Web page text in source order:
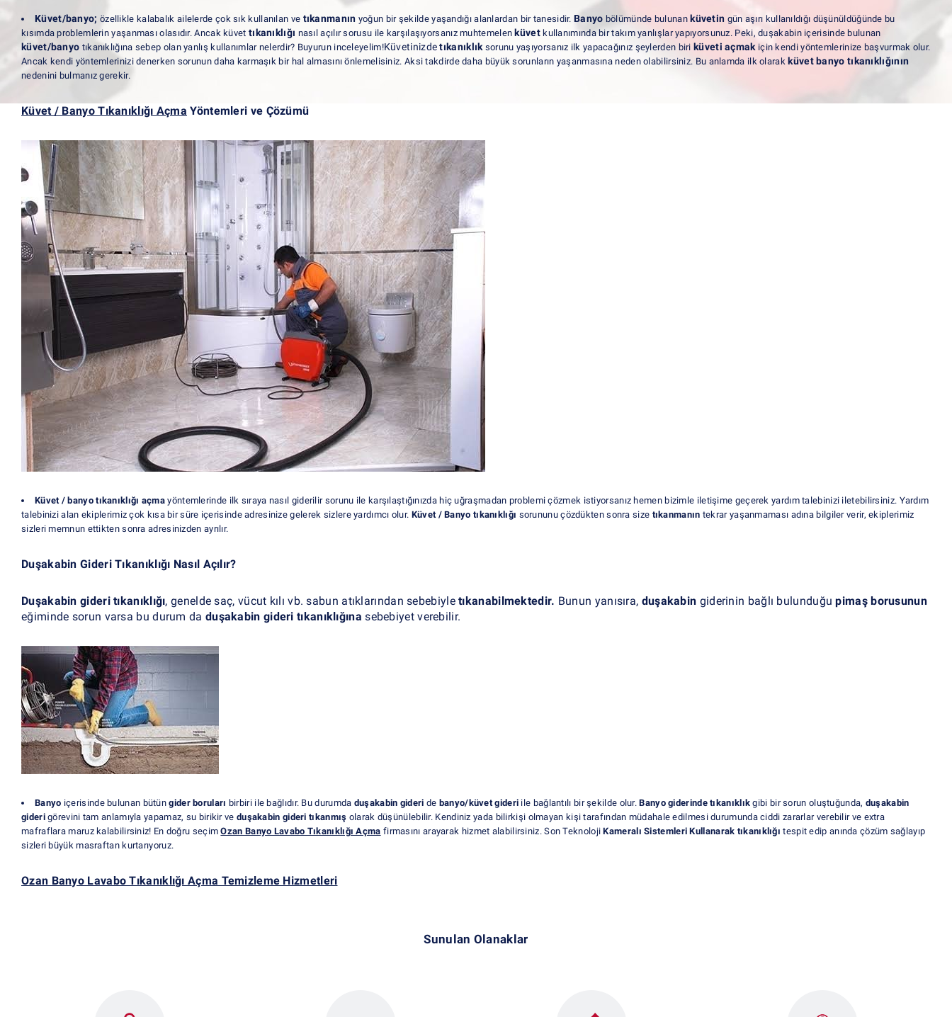
Küvet/banyo; özellikle kalabalık ailelerde çok sık kullanılan ve tıkanmanın yoğun bir şekilde yaşandığı alanlardan bir tanesidir.Banyo bölümünde bulunanküvetin gün aşırı kullanıldığı düşünüldüğünde bu
kısımda problemlerin yaşanması olasıdır. Ancak küvet tıkanıklığı nasıl açılır sorusu ile karşılaşıyorsanız muhtemelenküvetkullanımında bir takım yanlışlar yapıyorsunuz. Peki, duşakabin içerisinde bulunan
küvet/banyo tıkanıklığına sebep olan yanlış kullanımlar nelerdir? Buyurun inceleyelim!Küvetinizdetıkanıklık sorunu yaşıyorsanız ilk yapacağınız şeylerden biriküveti açmak için kendi yöntemlerinize başvurmak olur.
Ancak kendi yöntemlerinizi denerken sorunun daha karmaşık bir hal almasını önlemelisiniz. Aksi takdirde daha büyük sorunların yaşanmasına neden olabilirsiniz. Bu anlamda ilk olarakküvet banyo tıkanıklığının
nedenini bulmanız gerekir.
Küvet / Banyo Tıkanıklığı Açma Yöntemleri ve Çözümü
Küvet / banyo tıkanıklığı açma yöntemlerinde ilk sıraya nasıl giderilir sorunu ile karşılaştığınızda hiç uğraşmadan problemi çözmek istiyorsanız hemen bizimle iletişime geçerek yardım talebinizi iletebilirsiniz. Yardım
talebinizi alan ekiplerimiz çok kısa bir süre içerisinde adresinize gelerek sizlere yardımcı olur. Küvet / Banyo tıkanıklığı sorununu çözdükten sonra size tıkanmanın tekrar yaşanmaması adına bilgiler verir, ekiplerimiz
sizleri memnun ettikten sonra adresinizden ayrılır.
Duşakabin Gideri Tıkanıklığı Nasıl Açılır?
Duşakabin gideri tıkanıklığı, genelde saç, vücut kılı vb. sabun atıklarından sebebiyletıkanabilmektedir. Bunun yanısıra, duşakabin giderinin bağlı bulunduğupimaş borusunun
eğiminde sorun varsa bu durum da duşakabin gideri tıkanıklığına sebebiyet verebilir.
Banyo içerisinde bulunan bütüngider boruları birbiri ile bağlıdır. Bu durumda duşakabin gideri de banyo/küvet gideri ile bağlantılı bir şekilde olur.Banyo giderinde tıkanıklıkgibi bir sorun oluştuğunda, duşakabin
giderigörevini tam anlamıyla yapamaz, su birikir ve duşakabin gideri tıkanmış olarak düşünülebilir. Kendiniz yada bilirkişi olmayan kişi tarafından müdahale edilmesi durumunda ciddi zararlar verebilir ve extra
mafraflara maruz kalabilirsiniz! En doğru seçimOzan Banyo Lavabo Tıkanıklığı Açma firmasını arayarak hizmet alabilirsiniz. Son TeknolojiKameralı Sistemleri Kullanarak tıkanıklığı tespit edip anında çözüm sağlayıp
sizleri büyük masraftan kurtarıyoruz.
Ozan Banyo Lavabo Tıkanıklığı Açma Temizleme Hizmetleri
Sunulan Olanaklar